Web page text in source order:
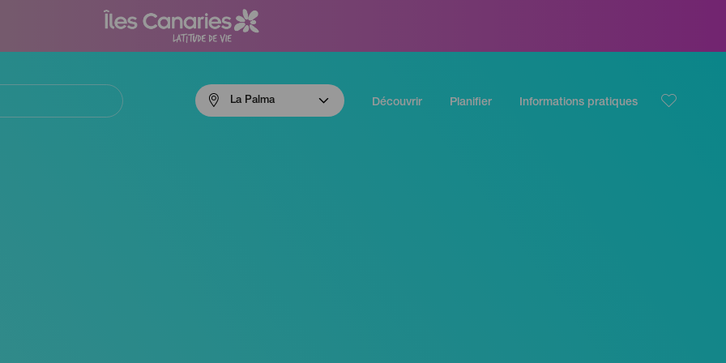
La Palma Découvrir Planifier Informations pratiques